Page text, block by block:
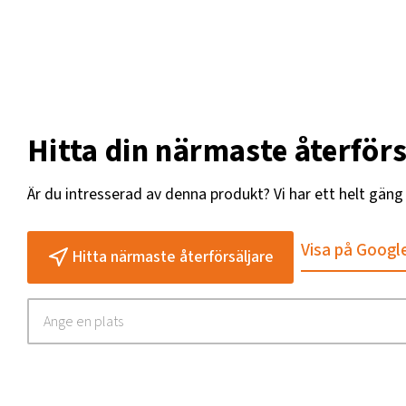
Hitta din närmaste
Är du intresserad av denna produkt? Vi har ett helt
Hitta närmaste återförsäljare Visa på